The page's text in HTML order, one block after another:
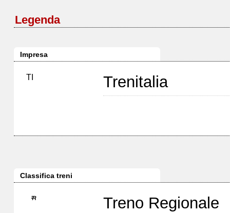
Legenda
Impresa
TI Trenitalia
Classifica treni
Treno Regionale